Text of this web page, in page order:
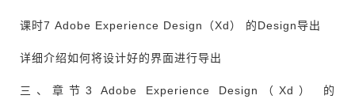
课时7 Adobe Experience Design（Xd） 的Design导出
详细介绍如何将设计好的界面进行导出
三、章节3 Adobe Experience Design（Xd） 的